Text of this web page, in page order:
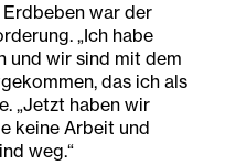
war der
„Ich habe
und wir sind mit dem
das ich als
„Jetzt haben wir
keine Arbeit und
weg.“